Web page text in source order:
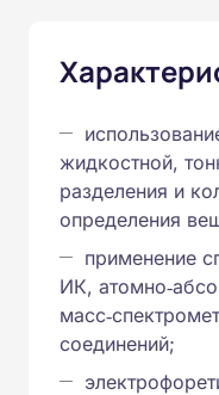
жидкостной,
разделения и
определения
применение
ИК,
соединений;